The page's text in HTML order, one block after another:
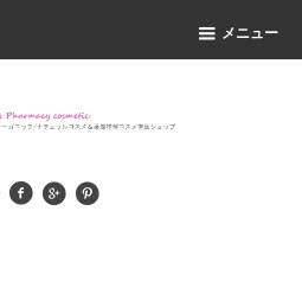
メニュー